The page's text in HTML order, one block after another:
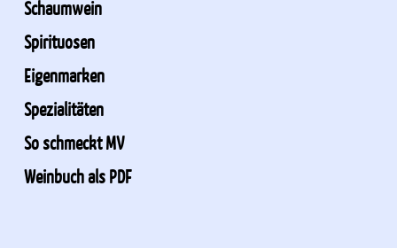
Schaumwein
Spirituosen
Eigenmarken
Spezialitäten
So schmeckt MV
Weinbuch als PDF